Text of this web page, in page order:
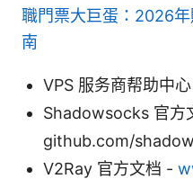
職門票大巨蛋：2026
南
VPS 服务商帮助中
Shadowsocks 官方
github.com/
V2Ray 官方文档 -